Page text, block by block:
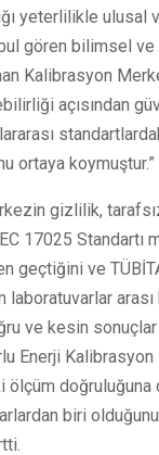
yeterlilikle ulusal
gören bilimsel
Kalibrasyon
açısından
ortaya koymuştur.”
gizlilik,
17025 Standartı
geçtiğini ve
laboratuvarlar arası
ve kesin
Enerji Kalibrasyon
ölçüm doğruluğuna
biri